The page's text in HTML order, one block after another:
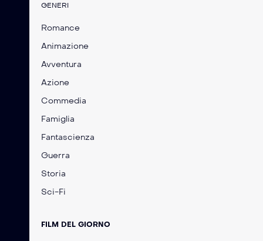
GENERI
Romance
Animazione
Avventura
Azione
Commedia
Famiglia
Fantascienza
Guerra
Storia
Sci-Fi
FILM DEL GIORNO